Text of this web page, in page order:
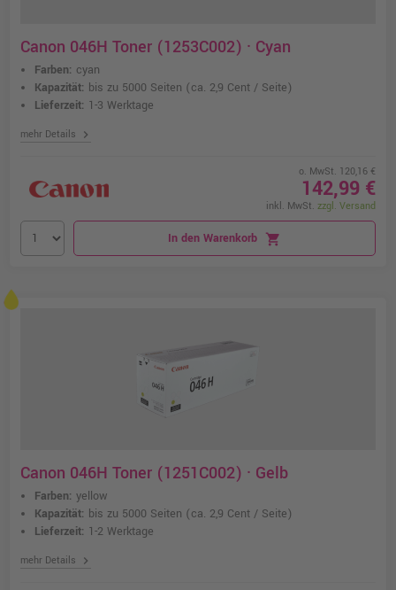
Canon 046H Toner (1253C002) · Cyan
Farben: cyan
Kapazität: bis zu 5000 Seiten (ca. 2,9 Cent / Seite)
Lieferzeit: 1-3 Werktage
mehr Details chevron_right
o. MwSt. 120,16 €
142,99 €
inkl. MwSt. zzgl. Versand
In den Warenkorb shopping_cart
Canon 046H Toner (1251C002) · Gelb
Farben: yellow
Kapazität: bis zu 5000 Seiten (ca. 2,9 Cent / Seite)
Lieferzeit: 1-2 Werktage
mehr Details chevron_right